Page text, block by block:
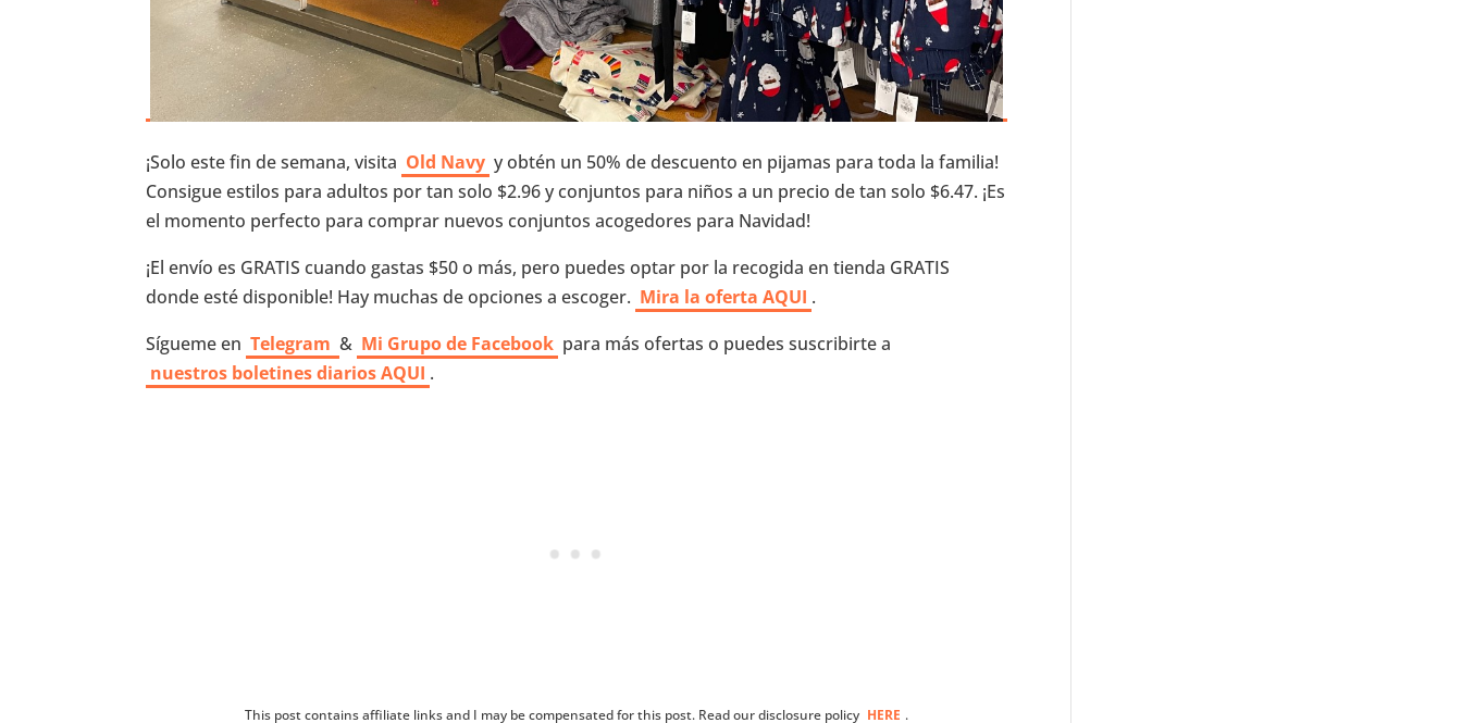
¡Solo este fin de semana, visita Old Navy y obtén un 50% de descuento en pijamas para toda la familia!
Consigue estilos para adultos por tan solo $2.96 y conjuntos para niños a un precio de tan solo $6.47. ¡Es
el momento perfecto para comprar nuevos conjuntos acogedores para Navidad!
¡El envío es GRATIS cuando gastas $50 o más, pero puedes optar por la recogida en tienda GRATIS
donde esté disponible! Hay muchas de opciones a escoger. Mira la oferta AQUI .
Sígueme en Telegram & Mi Grupo de Facebook para más ofertas o puedes suscribirte a
nuestros boletines diarios AQUI .
This post contains affiliate links and I may be compensated for this post. Read our disclosure policy HERE .